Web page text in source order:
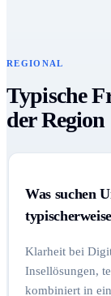
REGIONAL
Typische
der Region
Was suchen
Klarheit bei
Insellösungen,
kombiniert in